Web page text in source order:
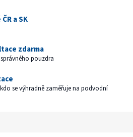
a SK
zdarma
pouzdra
se výhradně zaměřuje na podvodní